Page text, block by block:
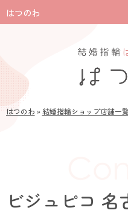
はつのわ
はつのわ »結婚指輪ショップ店舗一
ビジュピコ 名